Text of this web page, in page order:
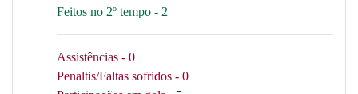
Feitos no 2º tempo - 2
Assistências - 0
Penaltis/Faltas sofridos - 0